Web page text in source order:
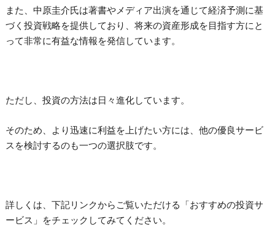
また、中原圭介氏は著書やメディア出演を通じて経済予測に基
づく投資戦略を提供しており、将来の資産形成を目指す方にと
って非常に有益な情報を発信しています。
ただし、投資の方法は日々進化しています。
そのため、より迅速に利益を上げたい方には、他の優良サービ
スを検討するのも一つの選択肢です。
詳しくは、下記リンクからご覧いただける「おすすめの投資サ
ービス」をチェックしてみてください。